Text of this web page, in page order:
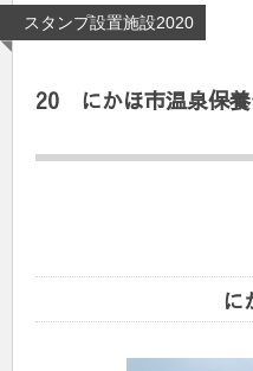
スタンプ設置施設2020
20 にかほ市温泉保
に